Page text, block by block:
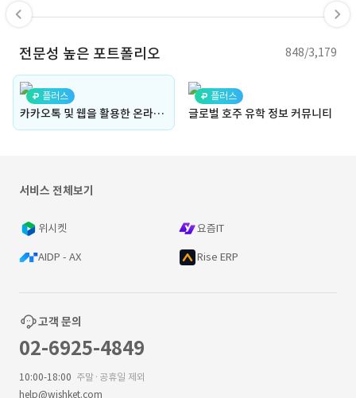
전문성 높은 포트폴리오 848/3,179
플러스
카카오톡 및 웹을 활용한 온라인 예약 자동화 웹 구축
플러스
글로벌 호주 유학 정보 커뮤니티
서비스 전체보기
위시켓 요즘IT
AIDP - AX Rise ERP
고객 문의
02-6925-4849
10:00-18:00 주말·공휴일 제외
help@wishket.com